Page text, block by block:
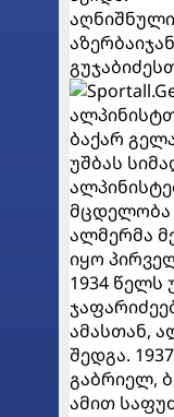
ბაქარ
უშბას
მცდელობა
ალმერმა
იყო
1934 წელს
ამასთან,
შედგა.
გაბრიელ,
ამით